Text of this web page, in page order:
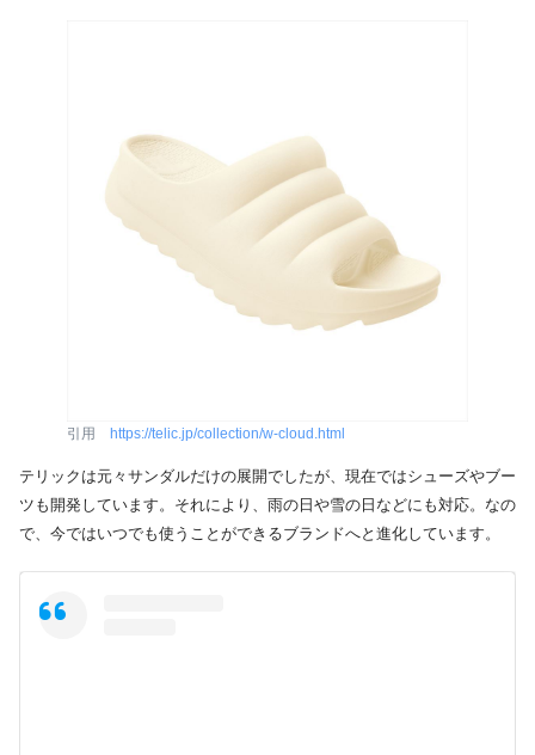
引用 https://telic.jp/collection/w-cloud.html
テリックは元々サンダルだけの展開でしたが、現在ではシューズやブー
ツも開発しています。それにより、雨の日や雪の日などにも対応。なの
で、今ではいつでも使うことができるブランドへと進化しています。